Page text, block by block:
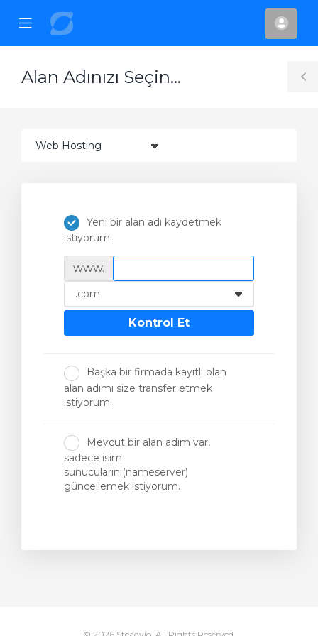
Mobile
Menu
Alan Adınızı Seçin...
Yeni bir alan adı kaydetmek
istiyorum.
www.
Kontrol Et
Başka bir firmada kayıtlı olan
alan adımı size transfer etmek
istiyorum.
Mevcut bir alan adım var,
sadece isim
sunucularını(nameserver)
güncellemek istiyorum.